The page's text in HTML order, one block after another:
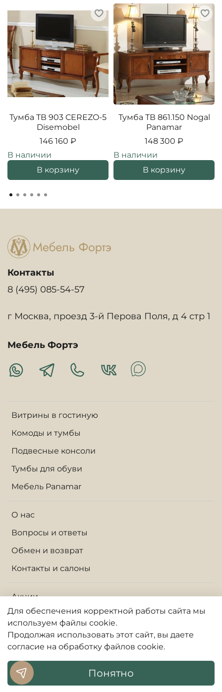
Тумба ТВ 903 CEREZO-5
Disemobel
146 160 ₽
В наличии
В корзину
Тумба ТВ 861.150 Nogal
Panamar
148 300 ₽
В наличии
В корзину
Витрины в гостиную
Комоды и тумбы
Подвесные консоли
Тумбы для обуви
Мебель Panamar
О нас
Вопросы и ответы
Обмен и возврат
Контакты и салоны
Акции
Доставка по Москве и МО
Доставка по России
Оплата
Гарантии и сервис
Контакты
8 (495) 085-54-57
г Москва, проезд 3-й Перова Поля, д 4 стр 1
Мебель Фортэ
Для обеспечения корректной работы сайта мы
используем файлы cookie.
Продолжая использовать этот сайт, вы даете
согласие на обработку файлов cookie.
Понятно